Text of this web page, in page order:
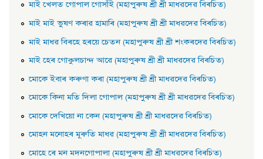
মাই খেলত গােপাল গােসাঁই (মহাপুৰুষ শ্ৰী শ্ৰী মাধৱদেৱ বিৰচিত)
মাই মাই ভুষণ কৰাৱ হামাৰি (মহাপুৰুষ শ্ৰী শ্ৰী মাধৱদেৱ বিৰচিত)
মাই মাধৱ বিৰহে হৰয়ে চেতন (মহাপুৰুষ শ্ৰী শ্ৰী শংকৰদেৱ বিৰচিত)
মাই হেৰ গােকুলচান্দ আৱে (মহাপুৰুষ শ্ৰী শ্ৰী মাধৱদেৱ বিৰচিত)
মােকে ইবাৰ কৰুণা কৰা (মহাপুৰুষ শ্ৰী শ্ৰী মাধৱদেৱ বিৰচিত)
মােকে কিনা মতি দিলা গােপাল (মহাপুৰুষ শ্ৰী শ্ৰী মাধৱদেৱ বিৰচিত)
মােকে দেখিয়াে না কেন (মহাপুৰুষ শ্ৰী শ্ৰী মাধৱদেৱ বিৰচিত)
মােহন মনােহৰ মূৰুতি মাধৱ (মহাপুৰুষ শ্ৰী শ্ৰী মাধৱদেৱ বিৰচিত)
মােহে ৰে মন মদনগােপালা (মহাপুৰুষ শ্ৰী শ্ৰী মাধৱদেৱ বিৰচিত)